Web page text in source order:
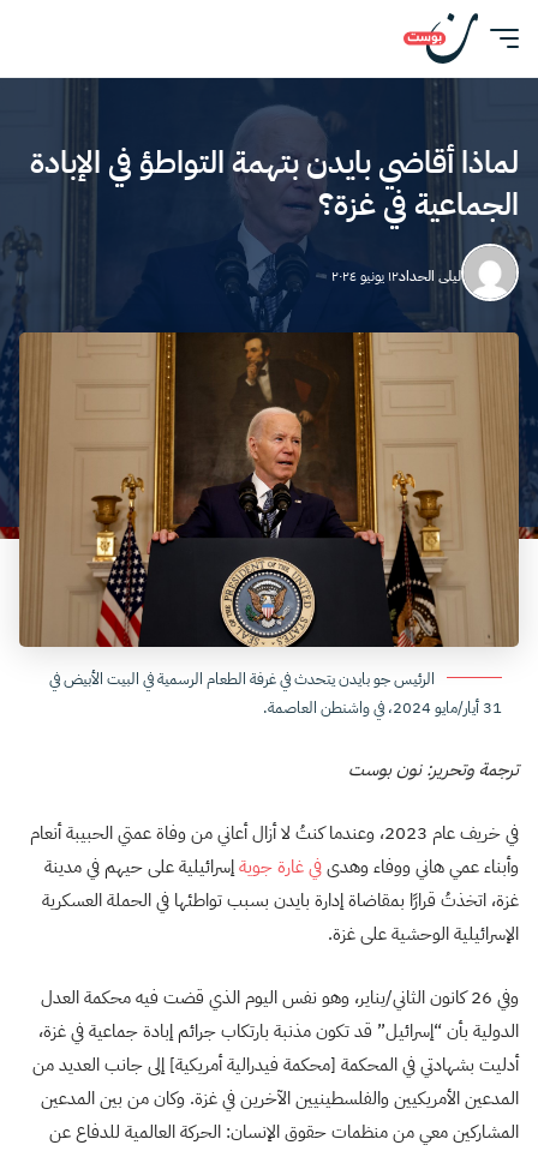
لماذا أقاضي بايدن بتهمة التواطؤ في الإبادة
الجماعية في غزة؟
ليلى الحداد١٢ يونيو ٢٠٢٤
الرئيس جو بايدن يتحدث في غرفة الطعام الرسمية في البيت الأبيض في
31 أيار/مايو 2024، في واشنطن العاصمة.
ترجمة وتحرير: نون بوست
في خريف عام 2023، وعندما كنتُ لا أزال أعاني من وفاة عمتي الحبيبة أنعام
وأبناء عمي هاني ووفاء وهدىفي غارة جويةإسرائيلية على حيهم في مدينة
غزة، اتخذتُ قرارًا بمقاضاة إدارة بايدن بسبب تواطئها في الحملة العسكرية
الإسرائيلية الوحشية على غزة.
وفي 26 كانون الثاني/يناير، وهو نفس اليوم الذي قضت فيه محكمة العدل
الدولية بأن “إسرائيل” قد تكون مذنبة بارتكاب جرائم إبادة جماعية في غزة،
أدليت بشهادتي في المحكمة [محكمة فيدرالية أمريكية] إلى جانب العديد من
المدعين الأمريكيين والفلسطينيين الآخرين في غزة. وكان من بين المدعين
المشاركين معي من منظمات حقوق الإنسان: الحركة العالمية للدفاع عن